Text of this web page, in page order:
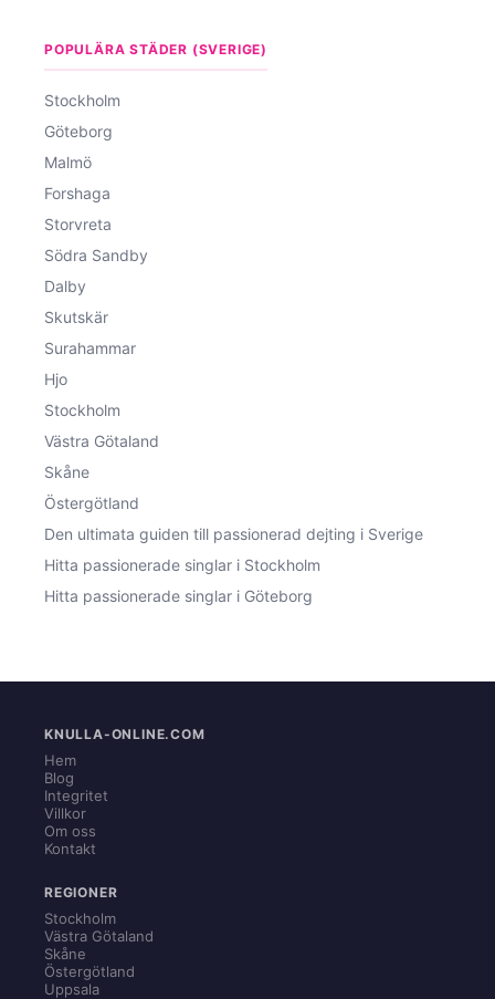
POPULÄRA STÄDER (SVERIGE)
Stockholm
Göteborg
Malmö
Forshaga
Storvreta
Södra Sandby
Dalby
Skutskär
Surahammar
Hjo
Stockholm
Västra Götaland
Skåne
Östergötland
Den ultimata guiden till passionerad dejting i Sverige
Hitta passionerade singlar i Stockholm
Hitta passionerade singlar i Göteborg
KNULLA-ONLINE.COM
Hem
Blog
Integritet
Villkor
Om oss
Kontakt
REGIONER
Stockholm
Västra Götaland
Skåne
Östergötland
Uppsala